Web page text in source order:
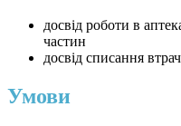
досвід роботи в
частин
досвід списання
Умови